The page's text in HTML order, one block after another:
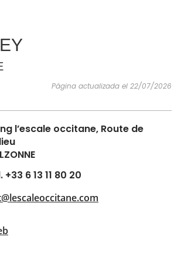
HACER
Página actualizada el 22/07/2026
l’escale occitane, Route de
+33 6 13 11 80 20